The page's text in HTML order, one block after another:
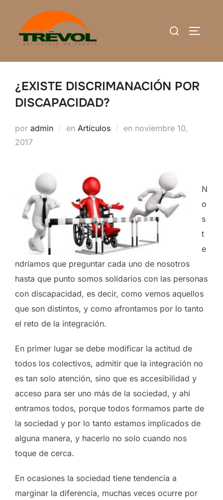
contenido
Buscar:
¿EXISTE DISCRIMANACIÓN POR
DISCAPACIDAD?
por admin en Artículos en Publicado
noviembre 10,
2017
N
o
s
t
e
ndríamos que preguntar cada uno de nosotros
hasta que punto somos solidarios con las personas
con discapacidad, es decir, como vemos aquellos
que son distintos, y como afrontamos por lo tanto
el reto de la integración.
En primer lugar se debe modificar la actitud de
todos los colectivos, admitir que la integración no
es tan solo atención, sino que es accesibilidad y
acceso para ser uno más de la sociedad, y ahí
entramos todos, porque todos formamos parte de
la sociedad y por lo tanto estamos implicados de
alguna manera, y hacerlo no solo cuando nos
toque de cerca.
En ocasiones la sociedad tiene tendencia a
marginar la diferencia, muchas veces ocurre por